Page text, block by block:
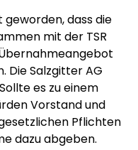
dass die
mit der TSR
Die Salzgitter AG
es zu einem
Vorstand und
Pflichten
dazu abgeben.